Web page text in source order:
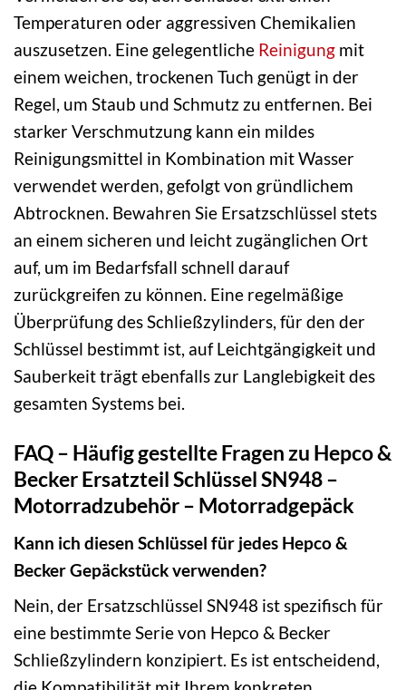
Temperaturen oder aggressiven Chemikalien
auszusetzen. Eine gelegentliche Reinigung mit
einem weichen, trockenen Tuch genügt in der
Regel, um Staub und Schmutz zu entfernen. Bei
starker Verschmutzung kann ein mildes
Reinigungsmittel in Kombination mit Wasser
verwendet werden, gefolgt von gründlichem
Abtrocknen. Bewahren Sie Ersatzschlüssel stets
an einem sicheren und leicht zugänglichen Ort
auf, um im Bedarfsfall schnell darauf
zurückgreifen zu können. Eine regelmäßige
Überprüfung des Schließzylinders, für den der
Schlüssel bestimmt ist, auf Leichtgängigkeit und
Sauberkeit trägt ebenfalls zur Langlebigkeit des
gesamten Systems bei.
FAQ – Häufig gestellte Fragen zu Hepco &
Becker Ersatzteil Schlüssel SN948 –
Motorradzubehör – Motorradgepäck
Kann ich diesen Schlüssel für jedes Hepco &
Becker Gepäckstück verwenden?
Nein, der Ersatzschlüssel SN948 ist spezifisch für
eine bestimmte Serie von Hepco & Becker
Schließzylindern konzipiert. Es ist entscheidend,